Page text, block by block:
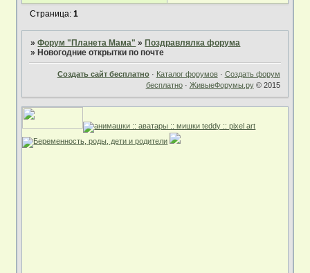
Страница:1
»Форум "Планета Мама" »Поздравлялка форума
»Новогодние открытки по почте
Создать сайт бесплатно· Каталог форумов· Создать форум
бесплатно· ЖивыеФорумы.ру© 2015